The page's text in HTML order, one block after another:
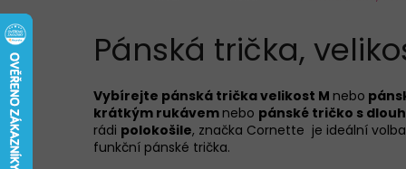
Pánská trička,
Vybírejte pánská trička velikost M nebo
krátkým rukávem nebo pánské tričko s
rádi polokošile, značka Cornette je ideální
funkční pánské trička.